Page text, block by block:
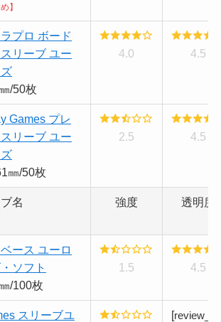
】
プロ ボード
リーブ ユー
/50枚
4.0 4.5
Games プレ
リーブ ユー
㎜/50枚
2.5 4.5
名 強度 透明度
ース ユーロ
ソフト
/100枚
1.5 4.5
スリーブユ
[